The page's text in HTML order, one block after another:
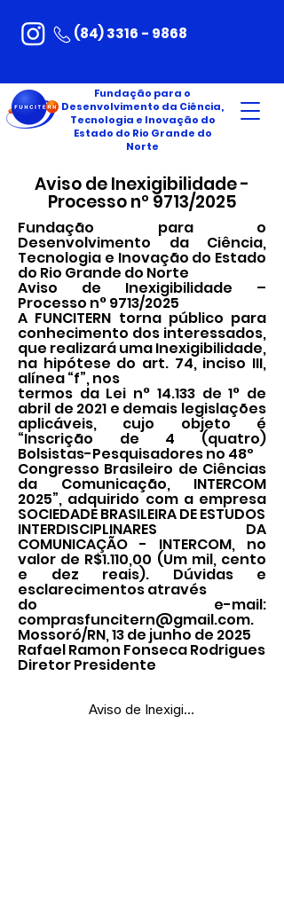
(84) 3316 - 9868
Fundação para o
Desenvolvimento da Ciência,
Tecnologia e Inovação do
Estado do Rio Grande do
Norte
Aviso de Inexigibilidade -
Processo nº 9713/2025
Fundação para o
Desenvolvimento da Ciência,
Tecnologia e Inovação do Estado
do Rio Grande do Norte
Aviso de Inexigibilidade –
Processo n° 9713/2025
A FUNCITERN torna público para
conhecimento dos interessados,
que realizará uma Inexigibilidade,
na hipótese do art. 74, inciso III,
alínea “f”, nos
termos da Lei n° 14.133 de 1° de
abril de 2021 e demais legislações
aplicáveis, cujo objeto é
“Inscrição de 4 (quatro)
Bolsistas-Pesquisadores no 48º
Congresso Brasileiro de Ciências
da Comunicação, INTERCOM
2025”, adquirido com a empresa
SOCIEDADE BRASILEIRA DE ESTUDOS
INTERDISCIPLINARES DA
COMUNICAÇÃO - INTERCOM, no
valor de R$1.110,00 (Um mil, cento
e dez reais). Dúvidas e
esclarecimentos através
do e-mail:
comprasfuncitern@gmail.com.
Mossoró/RN, 13 de junho de 2025
Rafael Ramon Fonseca Rodrigues
Diretor Presidente
Aviso de Inexigibilidade